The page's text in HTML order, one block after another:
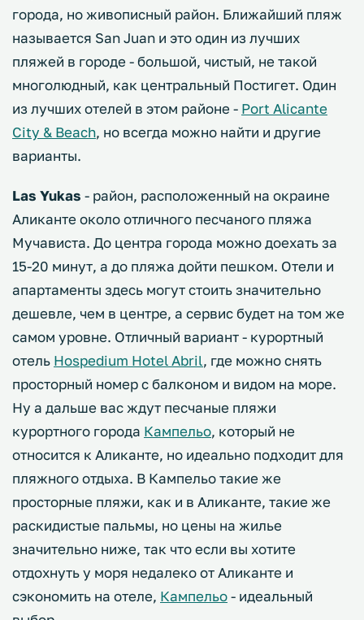
города, но живописный район. Ближайший пляж
называется San Juan и это один из лучших
пляжей в городе - большой, чистый, не такой
многолюдный, как центральный Постигет. Один
из лучших отелей в этом районе - Port Alicante
City & Beach, но всегда можно найти и другие
варианты.
Las Yukas - район, расположенный на окраине
Аликанте около отличного песчаного пляжа
Мучависта. До центра города можно доехать за
15-20 минут, а до пляжа дойти пешком. Отели и
апартаменты здесь могут стоить значительно
дешевле, чем в центре, а сервис будет на том же
самом уровне. Отличный вариант - курортный
отель Hospedium Hotel Abril, где можно снять
просторный номер с балконом и видом на море.
Ну а дальше вас ждут песчаные пляжи
курортного города Кампельо, который не
относится к Аликанте, но идеально подходит для
пляжного отдыха. В Кампельо такие же
просторные пляжи, как и в Аликанте, такие же
раскидистые пальмы, но цены на жилье
значительно ниже, так что если вы хотите
отдохнуть у моря недалеко от Аликанте и
сэкономить на отеле, Кампельо- идеальный